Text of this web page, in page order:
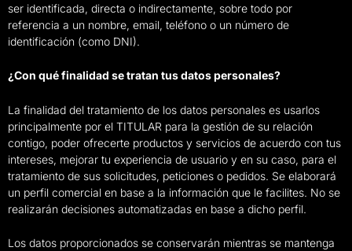
ser identificada, directa o indirectamente, sobre todo por
referencia a un nombre, email, teléfono o un número de
identificación (como DNI).
¿Con qué finalidad se tratan tus datos personales?
La finalidad del tratamiento de los datos personales es usarlos
principalmente por el TITULAR para la gestión de su relación
contigo, poder ofrecerte productos y servicios de acuerdo con tus
intereses, mejorar tu experiencia de usuario y en su caso, para el
tratamiento de sus solicitudes, peticiones o pedidos. Se elaborará
un perfil comercial en base a la información que le facilites. No se
realizarán decisiones automatizadas en base a dicho perfil.
Los datos proporcionados se conservarán mientras se mantenga